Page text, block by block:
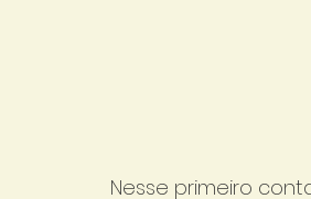
Nesse primeiro